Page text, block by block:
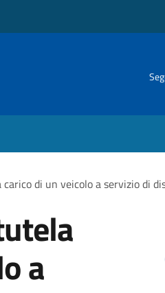
di un veicolo a servizio di
a